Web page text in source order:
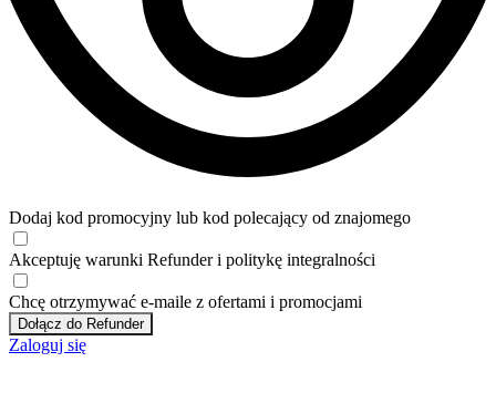
Dodaj kod promocyjny lub kod polecający od znajomego
Akceptuję warunki Refunder i politykę integralności
Chcę otrzymywać e-maile z ofertami i promocjami
Dołącz do Refunder
Zaloguj się